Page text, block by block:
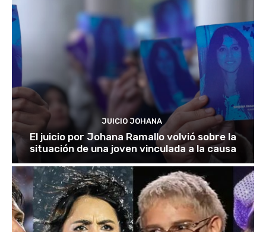
JUICIO JOHANA
El juicio por Johana Ramallo volvió sobre la
situación de una joven vinculada a la causa